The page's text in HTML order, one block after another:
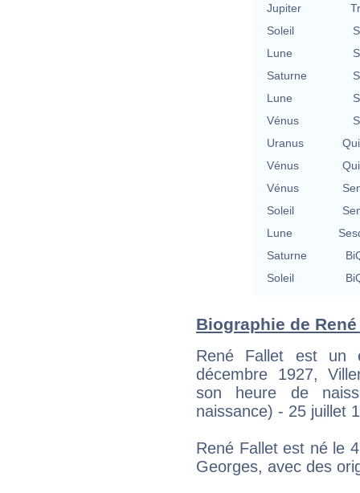
Jupiter
Soleil
Lune
Saturne
Lune
Vénus
Uranus
Vénus
Vénus
Soleil
Lune
Saturne
Soleil
Biographie de
René Fallet est un
décembre 1927,
son heure de
naissance) - 25 juillet
René Fallet est né le
Georges, avec des